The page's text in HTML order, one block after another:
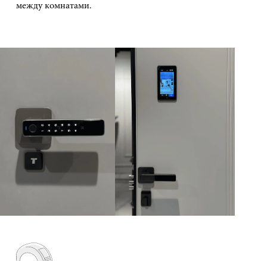
между комнатами.